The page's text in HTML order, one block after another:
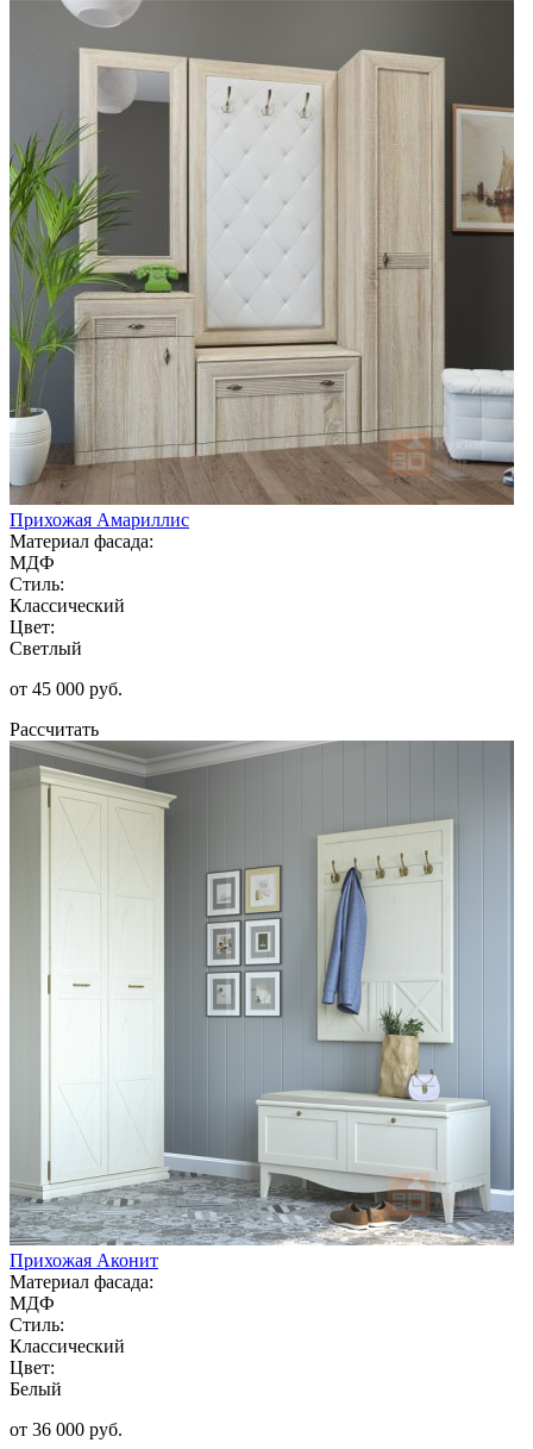
Прихожая Амариллис
Материал фасада:
МДФ
Стиль:
Классический
Цвет:
Светлый
от 45 000 руб.
Рассчитать
Прихожая Аконит
Материал фасада:
МДФ
Стиль:
Классический
Цвет:
Белый
от 36 000 руб.